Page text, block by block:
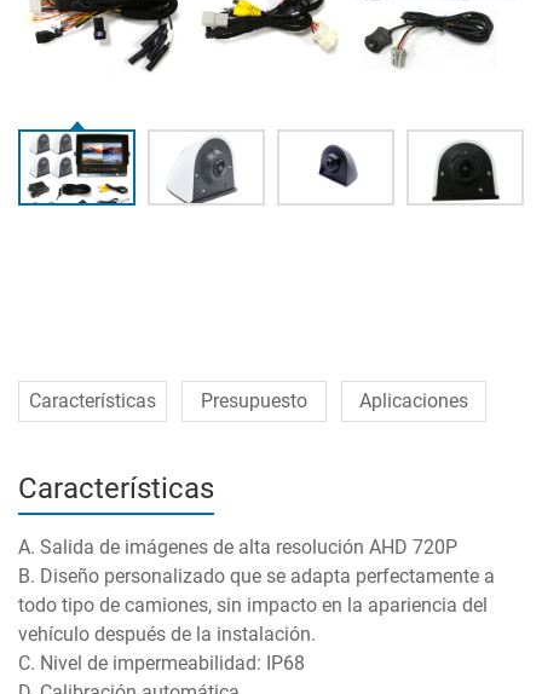
Características Presupuesto Aplicaciones
Características
A. Salida de imágenes de alta resolución AHD 720P
B. Diseño personalizado que se adapta perfectamente a
todo tipo de camiones, sin impacto en la apariencia del
vehículo después de la instalación.
C. Nivel de impermeabilidad: IP68